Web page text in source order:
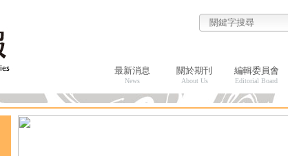
最新消息
News
關於期刊
About Us
編輯委員會
Editorial Board